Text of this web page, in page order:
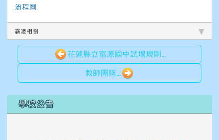
流程圖
霸凌相關
花蓮縣立富源國中試場規則...
教師團隊...
左邊區域內容
學校公告